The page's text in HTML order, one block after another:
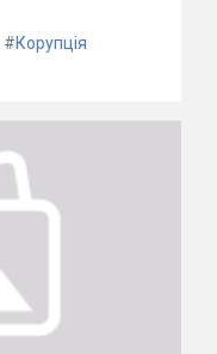
#Корупція